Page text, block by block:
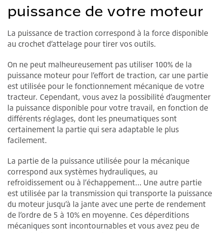
puissance de votre moteur
La puissance de traction correspond à la force disponible
au crochet d’attelage pour tirer vos outils.
On ne peut malheureusement pas utiliser 100% de la
puissance moteur pour l’effort de traction, car une partie
est utilisée pour le fonctionnement mécanique de votre
tracteur. Cependant, vous avez la possibilité d’augmenter
la puissance disponible pour votre travail, en fonction de
différents réglages, dont les pneumatiques sont
certainement la partie qui sera adaptable le plus
facilement.
La partie de la puissance utilisée pour la mécanique
correspond aux systèmes hydrauliques, au
refroidissement ou à l’échappement… Une autre partie
est utilisée par la transmission qui transporte la puissance
du moteur jusqu’à la jante avec une perte de rendement
de l’ordre de 5 à 10% en moyenne. Ces déperditions
mécaniques sont incontournables et vous avez peu de